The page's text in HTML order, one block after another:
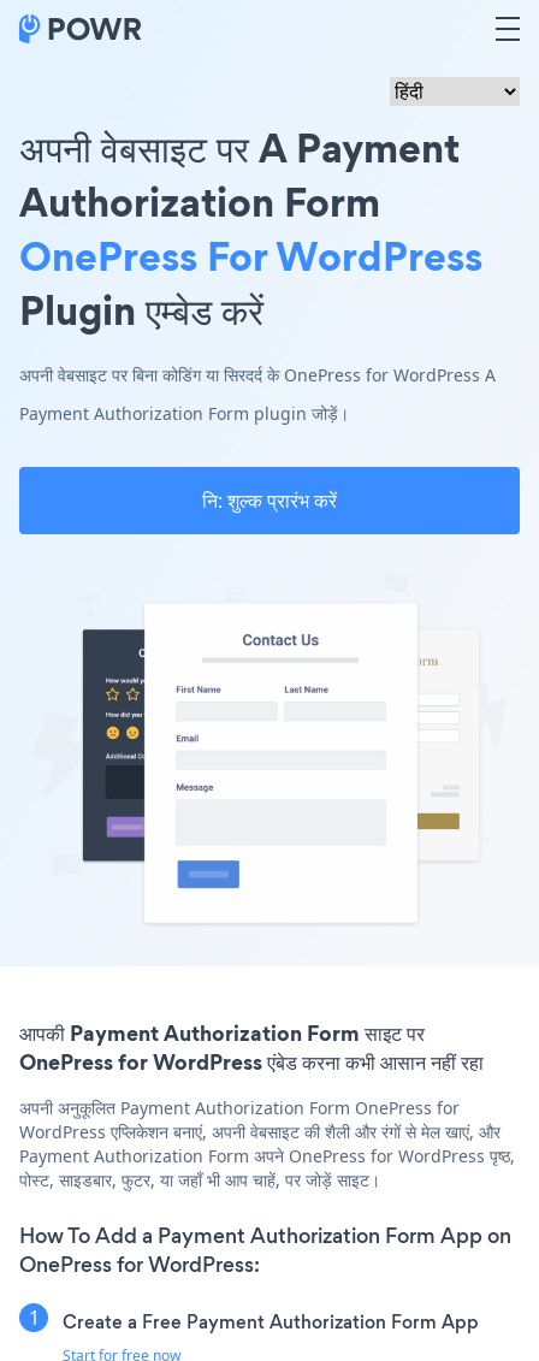
अपनी वेबसाइट पर A Payment
Authorization Form
OnePress For WordPress
Plugin एम्बेड करें
अपनी वेबसाइट पर बिना कोडिंग या सिरदर्द के OnePress for WordPress A
Payment Authorization Form plugin जोड़ें।
नि: शुल्क प्रारंभ करें
आपकी Payment Authorization Form साइट पर
OnePress for WordPress एंबेड करना कभी आसान नहीं रहा
अपनी अनुकूलित Payment Authorization Form OnePress for
WordPress एप्लिकेशन बनाएं, अपनी वेबसाइट की शैली और रंगों से मेल खाएं, और
Payment Authorization Form अपने OnePress for WordPress पृष्ठ,
पोस्ट, साइडबार, फुटर, या जहाँ भी आप चाहें, पर जोड़ें साइट।
How To Add a Payment Authorization Form App on
OnePress for WordPress:
Create a Free Payment Authorization Form App
Start for free now